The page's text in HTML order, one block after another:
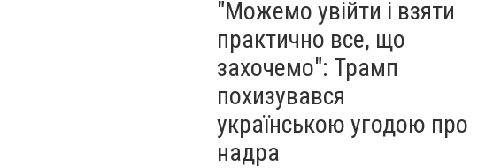
"Можемо увійти і взяти
практично все, що
захочемо": Трамп
похизувався
українською угодою про
надра